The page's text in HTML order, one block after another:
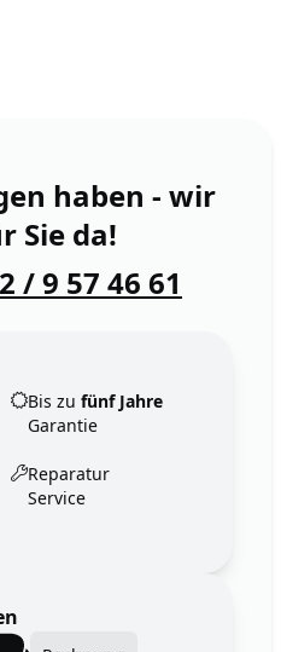
haben - wir
Sie da!
/ 9 57 46 61
Bis zu fünf Jahre
Garantie
Reparatur
Service